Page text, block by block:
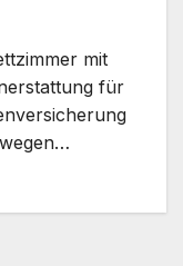
mit
für